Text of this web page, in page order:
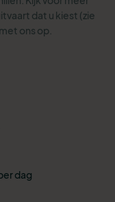
dat u kiest (zie
ons op.
dag